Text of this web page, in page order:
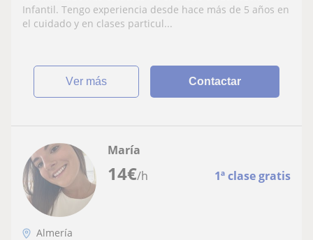
Infantil. Tengo experiencia desde hace más de 5 años en
el cuidado y en clases particul...
ver más Contactar
14€/h 1ª clase gratis
María
Almería